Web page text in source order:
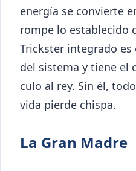
energía se convierte
rompe lo establecido
Trickster integrado es
del sistema y tiene el
culo al rey. Sin él,
vida pierde chispa.
La Gran Madre